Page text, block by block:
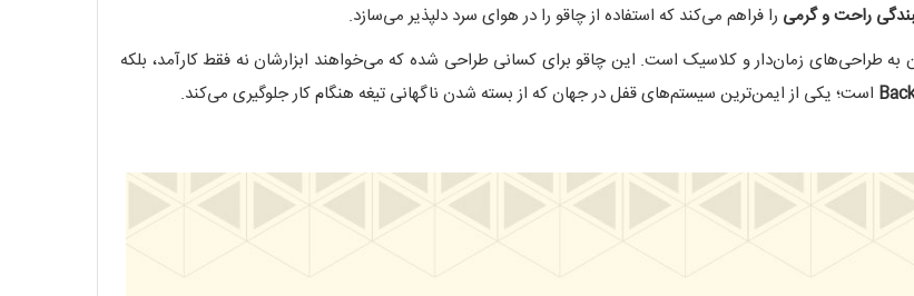
راحت و گرمی را فراهم می‌کند که استفاده از چاقو را در هوای سرد دلپذیر می‌سازد.
به طراحی‌های زمان‌دار و کلاسیک است. این چاقو برای کسانی طراحی شده که می‌خواهند ابزارشان نه فقط کارآمد، بلکه
است؛ یکی از ایمن‌ترین سیستم‌های قفل در جهان که از بسته شدن ناگهانی تیغه هنگام کار جلوگیری می‌کند.